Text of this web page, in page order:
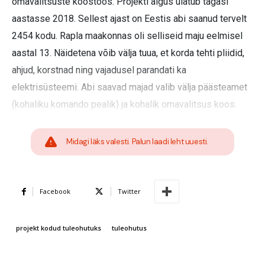
aastasse 2018. Sellest ajast on Eestis abi saanud tervelt
2454 kodu. Rapla maakonnas oli selliseid maju eelmisel
aastal 13. Näidetena võib välja tuua, et korda tehti pliidid,
ahjud, korstnad ning vajadusel parandati ka
elektrisüsteemi. Abi saavad majad valib välja päästeamet
(kohaliku komando pealik) ja kohalik omavalitsus koos.
Midagi läks valesti. Palun laadi leht uuesti.
Facebook Twitter
projekt kodud tuleohutuks tuleohutus